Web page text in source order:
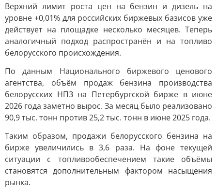
Верхний лимит роста цен на бензин и дизель на
уровне +0,01% для российских биржевых базисов уже
действует на площадке несколько месяцев. Теперь
аналогичный подход распространён и на топливо
белорусского происхождения.
По данным Национального биржевого ценового
агентства, объём продаж бензина производства
белорусских НПЗ на Петербургской бирже в июне
2026 года заметно вырос. За месяц было реализовано
90,9 тыс. тонн против 25,2 тыс. тонн в июне 2025 года.
Таким образом, продажи белорусского бензина на
бирже увеличились в 3,6 раза. На фоне текущей
ситуации с топливообеспечением такие объёмы
становятся дополнительным фактором насыщения
рынка.